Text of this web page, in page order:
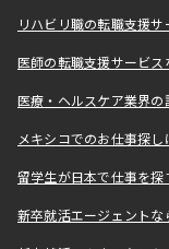
リハビリ職の転職支援
医師の転職支援サービ
医療・ヘルスケア業界
メキシコでのお仕事探
留学生が日本で仕事を探
新卒就活エージェント